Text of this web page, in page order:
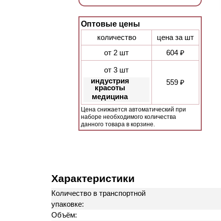
Оптовые цены
количество
цена за шт
от 2 шт
604 ₽
от 3 шт
индустрия
красоты
медицина
559 ₽
Цена снижается автоматический при
наборе необходимого количества
данного товара в корзине.
Характеристики
Количество в транспортной
упаковке:
Объём: